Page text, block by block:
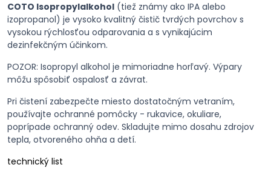
COTO Isopropylalkohol (tiež známy ako IPA alebo
izopropanol) je vysoko kvalitný čistič tvrdých povrchov s
vysokou rýchlosťou odparovania a s vynikajúcim
dezinfekčným účinkom.
POZOR: Isopropyl alkohol je mimoriadne horľavý. Výpary
môžu spôsobiť ospalosť a závrat.
Pri čistení zabezpečte miesto dostatočným vetraním,
používajte ochranné pomôcky - rukavice, okuliare,
poprípade ochranný odev. Skladujte mimo dosahu zdrojov
tepla, otvoreného ohňa a detí.
technický list